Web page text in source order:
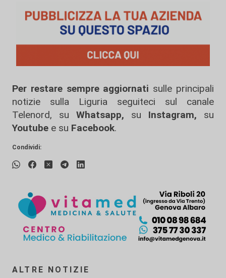
Per restare sempre aggiornati sulle principali
notizie sulla Liguria seguiteci sul canale
Telenord, su
Whatsapp, su Instagram, su
Youtube e su Facebook.
Condividi:
ALTRE NOTIZIE